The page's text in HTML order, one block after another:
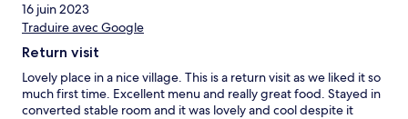
16 juin 2023
Traduire avec Google
Return visit
Lovely place in a nice village. This is a return visit as we liked it so
much first time. Excellent menu and really great food. Stayed in
converted stable room and it was lovely and cool despite it